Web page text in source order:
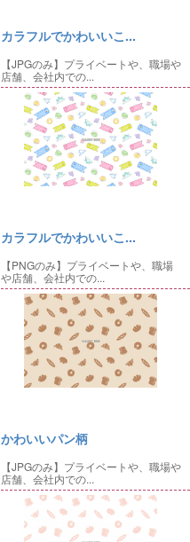
カラフルでかわいいこ...
【JPGのみ】プライベートや、職場や
店舗、会社内での...
カラフルでかわいいこ...
【PNGのみ】プライベートや、職場
や店舗、会社内での...
かわいいパン柄
【JPGのみ】プライベートや、職場や
店舗、会社内での...